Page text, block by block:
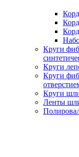
Круги
Круги
Круги
Круги
Ленты